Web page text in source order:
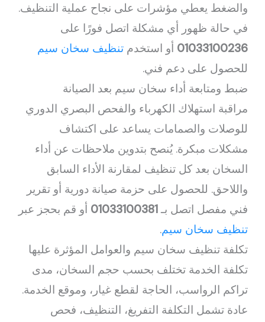
والضغط يعطي مؤشرات على نجاح عملية التنظيف.
في حالة ظهور أي مشكلة اتصل فورًا على
01033100236 أو استخدمتنظيف سخان سيم
للحصول على دعم فني.
ضبط ومتابعة أداء سخان سيم بعد الصيانة
مراقبة استهلاك الكهرباء والفحص البصري الدوري
للوصلات والصمامات يساعد على اكتشاف
مشكلات مبكرة. يُنصح بتدوين ملاحظات عن أداء
السخان بعد كل تنظيف لمقارنة الأداء السابق
واللاحق. للحصول على حزمة صيانة دورية أو تقرير
فني مفصل اتصل بـ01033100381 أو قم بحجز عبر
تنظيف سخان سيم.
تكلفة تنظيف سخان سيم والعوامل المؤثرة عليها
تكلفة الخدمة تختلف بحسب حجم السخان، مدى
تراكم الرواسب، الحاجة لقطع غيار، وموقع الخدمة.
عادة تشمل التكلفة التفريغ، التنظيف، فحص